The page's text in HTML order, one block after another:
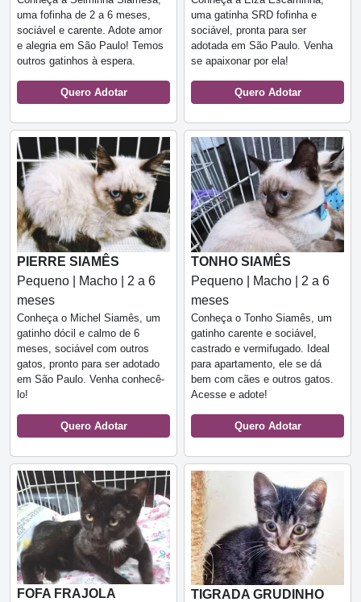
uma fofinha de 2 a 6 meses,
sociável e carente. Adote amor
e alegria em São Paulo! Temos
outros gatinhos à espera.
Quero Adotar
uma gatinha SRD fofinha e
sociável, pronta para ser
adotada em São Paulo. Venha
se apaixonar por ela!
Quero Adotar
PIERRE SIAMÊS
Pequeno | Macho | 2 a 6
meses
Conheça o Michel Siamês, um
gatinho dócil e calmo de 6
meses, sociável com outros
gatos, pronto para ser adotado
em São Paulo. Venha conhecê-
lo!
Quero Adotar
TONHO SIAMÊS
Pequeno | Macho | 2 a 6
meses
Conheça o Tonho Siamês, um
gatinho carente e sociável,
castrado e vermifugado. Ideal
para apartamento, ele se dá
bem com cães e outros gatos.
Acesse e adote!
Quero Adotar
FOFA FRAJOLA
TIGRADA GRUDINHO